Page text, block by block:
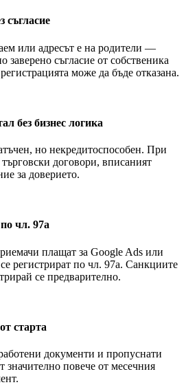
съгласие
или адресът е на родители —
заверено съгласие от собственика
може да бъде отказана.
без бизнес логика
но некредитоспособен. При
договори, вписаният
за доверието.
чл. 97а
плащат за Google Ads или
регистрират по чл. 97а. Санкциите
се предварително.
старта
документи и пропуснати
значително повече от месечния